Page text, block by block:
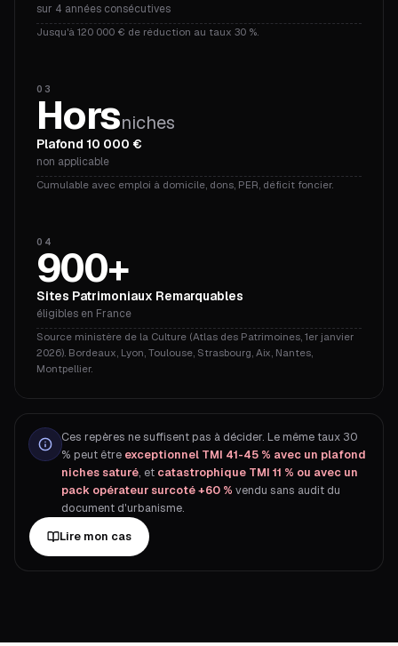
sur 4 années consécutives
Jusqu'à 120 000 € de réduction au taux 30 %.
03
Horsniches
Plafond 10 000 €
non applicable
Cumulable avec emploi à domicile, dons, PER, déficit foncier.
04
900+
Sites Patrimoniaux Remarquables
éligibles en France
Source ministère de la Culture (Atlas des Patrimoines, 1er janvier
2026). Bordeaux, Lyon, Toulouse, Strasbourg, Aix, Nantes,
Montpellier.
Ces repères ne suffisent pas à décider. Le même taux 30
% peut être exceptionnel TMI 41-45 % avec un plafond
niches saturé, et catastrophique TMI 11 % ou avec un
pack opérateur surcoté +60 % vendu sans audit du
document d'urbanisme.
Lire mon cas